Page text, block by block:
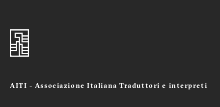
AITI - Associazione Italiana Traduttori e interpreti